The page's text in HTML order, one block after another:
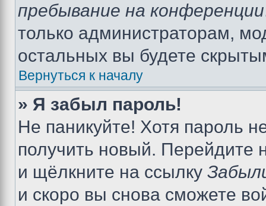
пребывание на конференции
только администраторам,
остальных вы будете
Вернуться к началу
» Я забыл пароль!
Не паникуйте! Хотя пароль
получить новый. Перейдите
и щёлкните на ссылку
и скоро вы снова сможете